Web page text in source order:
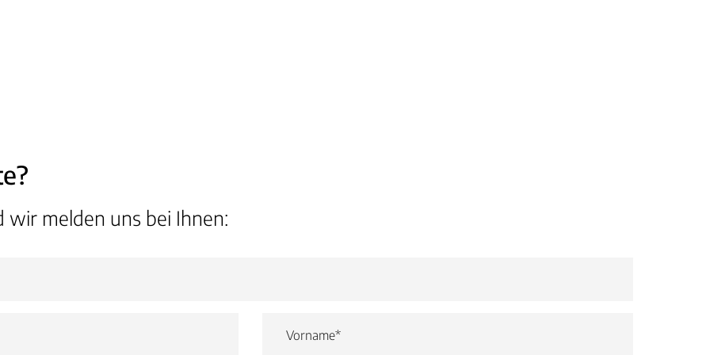
wir melden uns bei Ihnen: